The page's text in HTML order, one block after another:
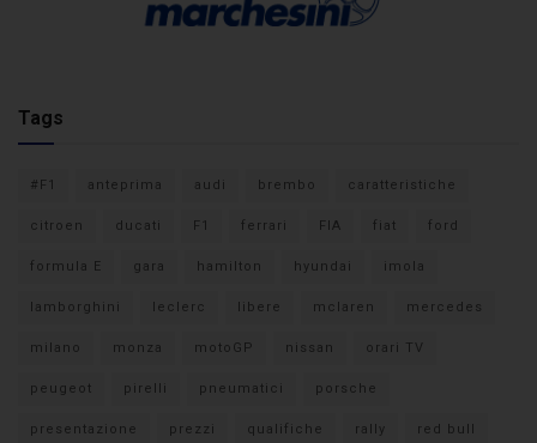
Tags
#F1 anteprima audi brembo caratteristiche
citroen ducati F1 ferrari FIA fiat ford
formula E gara hamilton hyundai imola
lamborghini leclerc libere mclaren mercedes
milano monza motoGP nissan orari TV
peugeot pirelli pneumatici porsche
presentazione prezzi qualifiche rally red bull